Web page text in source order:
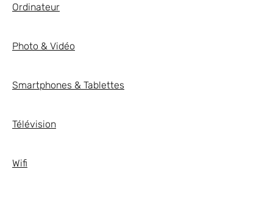
Ordinateur
Photo & Vidéo
Smartphones & Tablettes
Télévision
Wifi